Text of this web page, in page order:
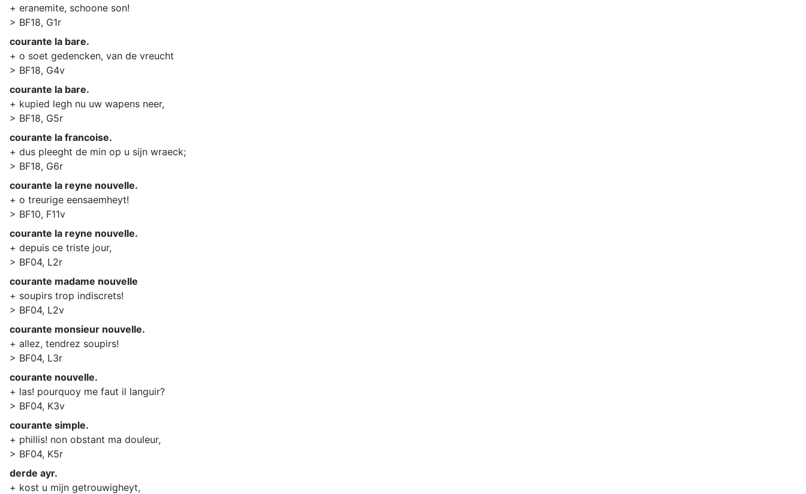
+ eranemite, schoone son!
> BF18, G1r
courante la bare.
+ o soet gedencken, van de vreucht
> BF18, G4v
courante la bare.
+ kupied legh nu uw wapens neer,
> BF18, G5r
courante la francoise.
+ dus pleeght de min op u sijn wraeck;
> BF18, G6r
courante la reyne nouvelle.
+ o treurige eensaemheyt!
> BF10, F11v
courante la reyne nouvelle.
+ depuis ce triste jour,
> BF04, L2r
courante madame nouvelle
+ soupirs trop indiscrets!
> BF04, L2v
courante monsieur nouvelle.
+ allez, tendrez soupirs!
> BF04, L3r
courante nouvelle.
+ las! pourquoy me faut il languir?
> BF04, K3v
courante simple.
+ phillis! non obstant ma douleur,
> BF04, K5r
derde ayr.
+ kost u mijn getrouwigheyt,